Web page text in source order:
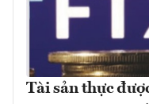
Tài sản thực